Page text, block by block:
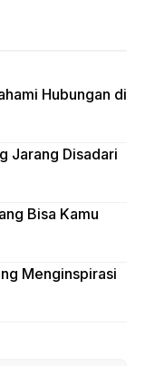
Hubungan di
Jarang Disadari
Bisa Kamu
Menginspirasi